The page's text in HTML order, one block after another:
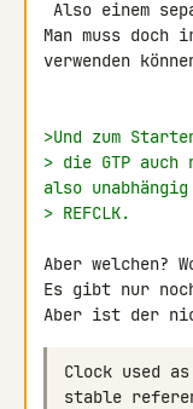
Man muss
verwenden
>Und zum
> die GTP
also unabhängig
> REFCLK.
Aber welchen?
Es gibt nur
Clock used as
stable